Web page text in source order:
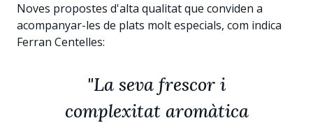
Noves propostes d'alta qualitat que conviden a
acompanyar-les de plats molt especials, com indica
Ferran Centelles:
"La seva frescor i
complexitat aromàtica